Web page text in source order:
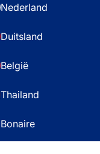
Nederland
Duitsland
België
Thailand
Bonaire